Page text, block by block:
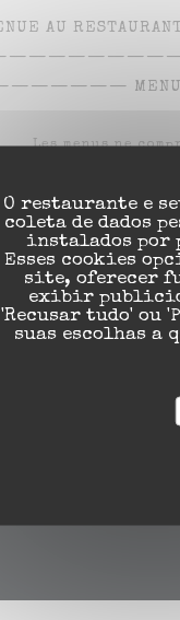
O restaurante e
coleta de dados
instalados por
Esses cookies
site, oferecer
exibir
'Recusar tudo' ou
suas escolhas a
AU
MENU
MENU MIDI
Les menus ne